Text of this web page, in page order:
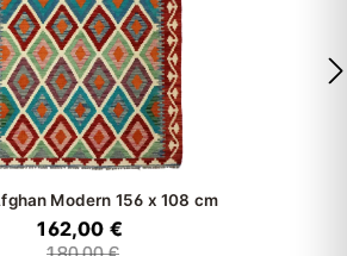
Modern 156 x 108 cm
162,00 €